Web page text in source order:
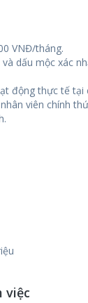
VNĐ/tháng.
và dấu mộc xác
động thực tế tại
viên chính
việc